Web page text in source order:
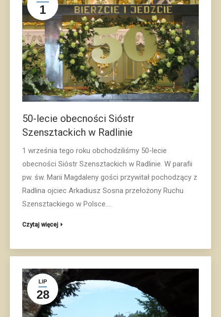
1
50-lecie obecności Sióstr
Szensztackich w Radlinie
1 września tego roku obchodziliśmy 50-lecie
obecności Sióstr Szensztackich w Radlinie. W parafii
pw. św. Marii Magdaleny gości przywitał pochodzący z
Radlina ojciec Arkadiusz Sosna przełożony Ruchu
Szensztackiego w Polsce.…
Czytaj więcej
LIP
28